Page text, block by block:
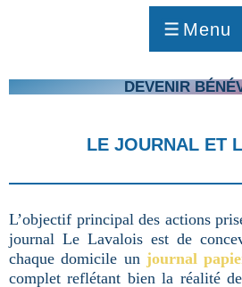
Menu
MENU
DEVENIR
LE JOURNAL ET
L’objectif principal des actions
journal Le Lavalois est de
chaque domicile un journal
complet reflétant bien la réalité